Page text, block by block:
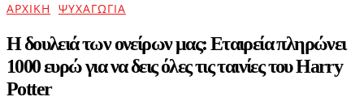
ΑΡΧΙΚΉ ΨΥΧΑΓΩΓΊΑ
Η δουλειά των ονείρων μας: Εταιρεία πληρώνει
1000 ευρώ για να δεις όλες τις ταινίες του Harry
Potter